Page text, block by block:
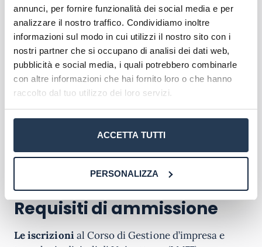
annunci, per fornire funzionalità dei social media e per
analizzare il nostro traffico. Condividiamo inoltre
informazioni sul modo in cui utilizzi il nostro sito con i
nostri partner che si occupano di analisi dei dati web,
pubblicità e social media, i quali potrebbero combinarle
con altre informazioni che hai fornito loro o che hanno
raccolto dal tuo utilizzo dei loro servizi.
ACCETTA TUTTI
PERSONALIZZA
Nello specifico, il laureato potrà operare come
libero professionista
facendo attività di
consulenza e collaborando con aziende pubbliche,
private e del terzo settore, aiutandole nella
definizione delle strategie, nella
commercializzazione di beni e servizi, nella
tecnologie digitali. Svolgerà anche analisi del
sistema di pianificazione, programmazione e
controllo di gestione. Potrà avere insomma un
ruolo di project manager o di responsabile del
progetto o fungere da specialista di marketing.
Requisiti di ammissione
Le iscrizionial Corso di Gestione d’impresa e